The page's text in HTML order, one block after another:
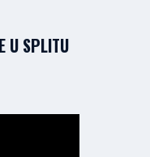
U SPLITU